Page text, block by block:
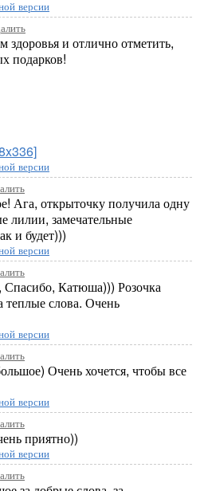
версии
и отлично отметить,
подарков!
версии
Ага, открыточку получила одну
лилии, замечательные
и будет)))
версии
, Спасибо, Катюша))) Розочка
теплые слова. Очень
версии
Очень хочется, чтобы все
версии
приятно))
версии